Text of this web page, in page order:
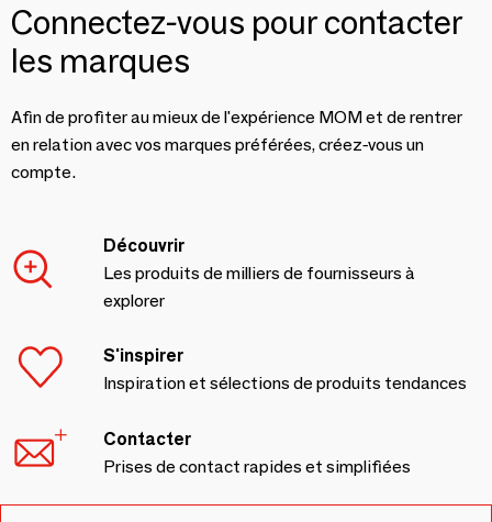
Connectez-vous pour contacter
les marques
Afin de profiter au mieux de l'expérience MOM et de rentrer
en relation avec vos marques préférées, créez-vous un
compte.
Découvrir
Les produits de milliers de fournisseurs à
explorer
S'inspirer
Inspiration et sélections de produits tendances
Contacter
Prises de contact rapides et simplifiées